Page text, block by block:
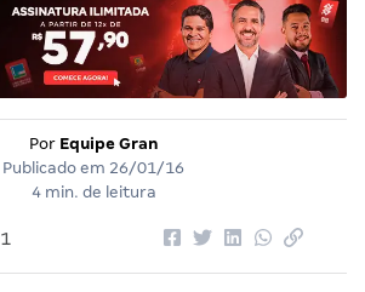
Por Equipe Gran
Publicado em 26/01/16
4 min. de leitura
1